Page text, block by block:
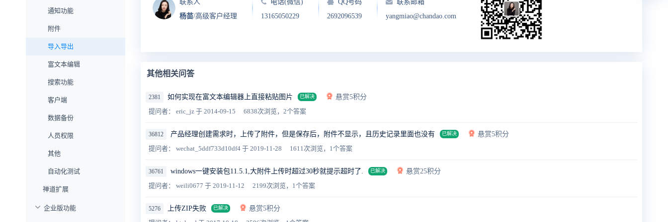
通知功能
附件
导入导出
富文本编辑
搜索功能
客户端
数据备份
人员权限
其他
自动化测试
禅道扩展
企业版功能
联系人
杨苗/高级客户经理
电话(微信)
13165050229
QQ号码
2692096539
联系邮箱
yangmiao@chandao.com
其他相关问答
2381 如何实现在富文本编辑器上直接粘贴图片 已解决
悬赏5积分
提问者： eric_jz 于 2014-09-15 6838次浏览，2个答案
36812 产品经理创建需求时，上传了附件，但是保存后，附件不显示，且历史记录里面也没有 已解决
悬赏5积分
提问者： wechat_5ddf733d10df4 于 2019-11-28 1611次浏览，1个答案
36761 windows一键安装包11.5.1,大附件上传时超过30秒就提示超时了. 已解决
悬赏25积分
提问者： weili0677 于 2019-11-12 2199次浏览，1个答案
5276 上传ZIP失败 已解决
悬赏5积分